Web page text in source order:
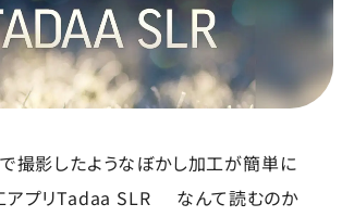
撮影したようなぼかし加工が簡単に
アプリTadaa SLR なんて読むのか